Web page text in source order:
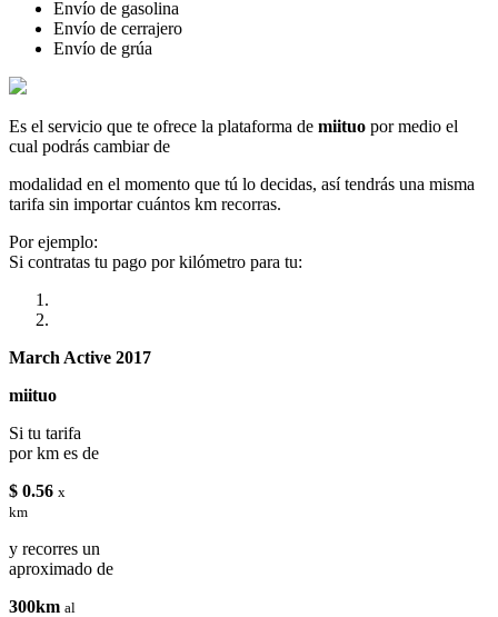
Envío de gasolina
Envío de cerrajero
Envío de grúa
Es el servicio que te ofrece la plataforma de miituo por medio el
cual podrás cambiar de
modalidad en el momento que tú lo decidas, así tendrás una misma
tarifa sin importar cuántos km recorras.
Por ejemplo:
Si contratas tu pago por kilómetro para tu:
March Active 2017
miituo
Si tu tarifa
por km es de
$ 0.56 x
km
y recorres un
aproximado de
300km al